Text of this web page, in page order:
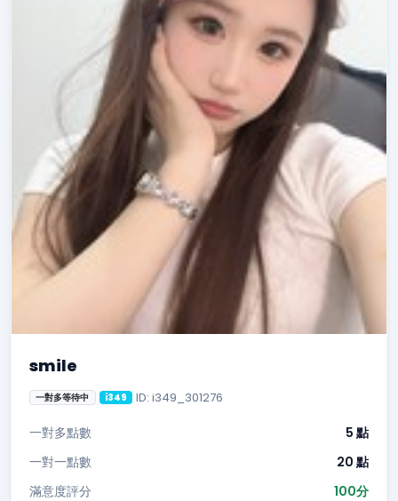
smile
一對多等待中 i349 ID: i349_301276
一對多點數
5 點
一對一點數
20 點
滿意度評分
100分